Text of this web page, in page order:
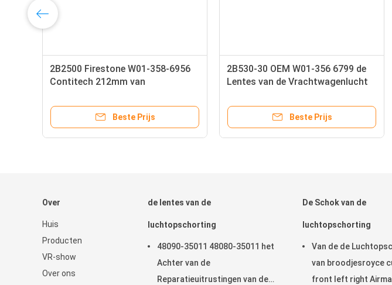
2B2500 Firestone W01-358-6956
Contitech 212mm van
Industriële Luchtlente
Beste Prijs
2B530-30 OEM W01-356 6799 de
Lentes van de Vrachtwagenlucht
Beste Prijs
Over
Huis
Producten
VR-show
Over ons
de lentes van de
luchtopschorting
48090-35011 48080-35011 het
Achter van de
Reparatieuitrustingen van de
De Schok van de
luchtopschorting
Van de de
van broodjesroyce
front left right